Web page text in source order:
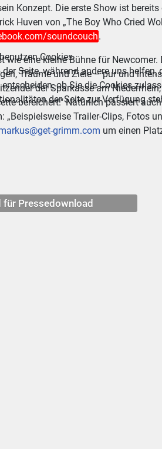
Konzept. Die erste Show ist
Huven von „The Boy Who Cried
soundcouch.
wie eine kleine Bühne für
Träume und Ziele – pur und
der Sparkasse am
bereichert." Natürlich passiert
Trailer-Clips, Fotos
grimm.com um einen
für Pressedownload
Cookies
Seite, während andere uns helfen,
ob Sie die Cookies
der Seite zur Verfügung